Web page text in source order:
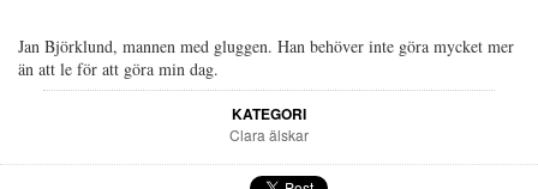
Jan Björklund, mannen med gluggen. Han behöver inte göra mycket mer
än att le för att göra min dag.
KATEGORI
Clara älskar